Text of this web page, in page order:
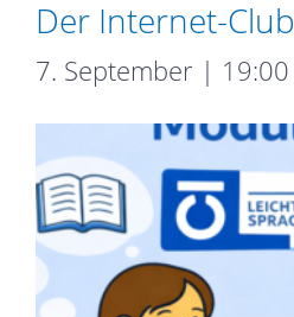
Der Internet-Club
7. September | 19:00